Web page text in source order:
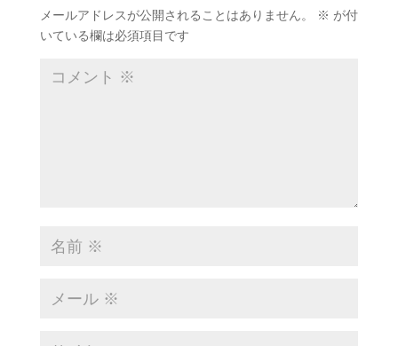
メールアドレスが公開されることはありません。 ※ が付
いている欄は必須項目です